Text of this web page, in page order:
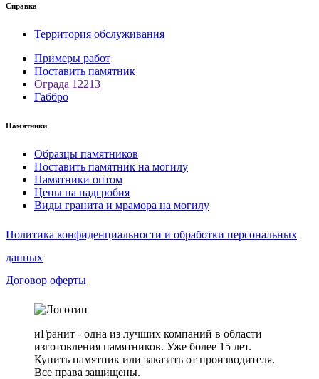
Справка
Территория обслуживания
Примеры работ
Поставить памятник
Ограда 12213
Габбро
Памятники
Образцы памятников
Поставить памятник на могилу
Памятники оптом
Цены на надгробия
Виды гранита и мрамора на могилу
Политика конфиденциальности и обработки персональных
данных
Договор оферты
иГранит - одна из лучших компаний в области
изготовления памятников. Уже более 15 лет.
Купить памятник или заказать от производителя.
Все права защищены.